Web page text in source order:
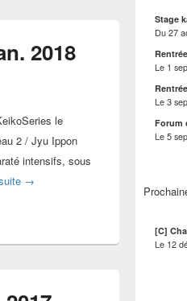
2018
le
2 / Jyu Ippon
intensifs, sous
Stage karaté Keiko Series #04 le
→
Stage
Du27
Le 1
Le3
Forum
Le5
[C]
Le 12